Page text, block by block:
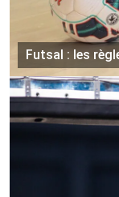
Futsal : les